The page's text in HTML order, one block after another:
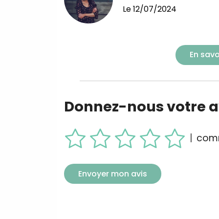
Le12/07/2024
En
Donnez-nous votre
Envoyer mon avis